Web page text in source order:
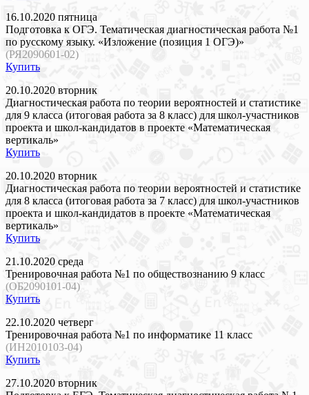
16.10.2020 пятница
Подготовка к ОГЭ. Тематическая диагностическая работа №1
по русскому языку. «Изложение (позиция 1 ОГЭ)»
(РЯ2090601-02)
Купить
20.10.2020 вторник
Диагностическая работа по теории вероятностей и статистике
для 9 класса (итоговая работа за 8 класс) для школ-участников
проекта и школ-кандидатов в проекте «Математическая
вертикаль»
Купить
20.10.2020 вторник
Диагностическая работа по теории вероятностей и статистике
для 8 класса (итоговая работа за 7 класс) для школ-участников
проекта и школ-кандидатов в проекте «Математическая
вертикаль»
Купить
21.10.2020 среда
Тренировочная работа №1 по обществознанию 9 класс
(ОБ2090101-04)
Купить
22.10.2020 четверг
Тренировочная работа №1 по информатике 11 класс
(ИН2010103-04)
Купить
27.10.2020 вторник